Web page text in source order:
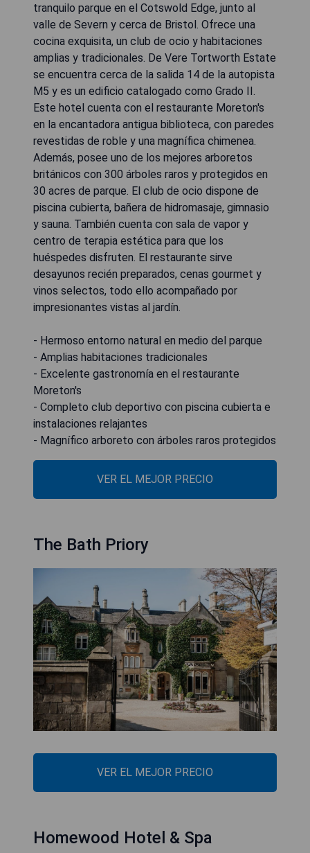
tranquilo parque en el Cotswold Edge, junto al
valle de Severn y cerca de Bristol. Ofrece una
cocina exquisita, un club de ocio y habitaciones
amplias y tradicionales. De Vere Tortworth Estate
se encuentra cerca de la salida 14 de la autopista
M5 y es un edificio catalogado como Grado II.
Este hotel cuenta con el restaurante Moreton's
en la encantadora antigua biblioteca, con paredes
revestidas de roble y una magnífica chimenea.
Además, posee uno de los mejores arboretos
británicos con 300 árboles raros y protegidos en
30 acres de parque. El club de ocio dispone de
piscina cubierta, bañera de hidromasaje, gimnasio
y sauna. También cuenta con sala de vapor y
centro de terapia estética para que los
huéspedes disfruten. El restaurante sirve
desayunos recién preparados, cenas gourmet y
vinos selectos, todo ello acompañado por
impresionantes vistas al jardín.
- Hermoso entorno natural en medio del parque
- Amplias habitaciones tradicionales
- Excelente gastronomía en el restaurante
Moreton's
- Completo club deportivo con piscina cubierta e
instalaciones relajantes
- Magnífico arboreto con árboles raros protegidos
VER EL MEJOR PRECIO
The Bath Priory
VER EL MEJOR PRECIO
Homewood Hotel & Spa